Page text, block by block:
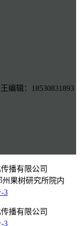
编辑：18530831893
播有限公司
州果树研究所院内
3
播有限公司
3